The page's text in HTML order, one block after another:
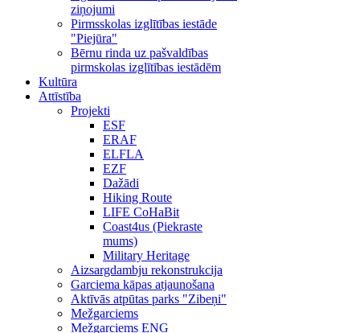
ziņojumi
Pirmsskolas izglītības iestāde
"Piejūra"
Bērnu rinda uz pašvaldības
pirmskolas izglītības iestādēm
Kultūra
Attīstība
Projekti
ESF
ERAF
ELFLA
EZF
Dažādi
Hiking Route
LIFE CoHaBit
Coast4us (Piekraste
mums)
Military Heritage
Aizsargdambju rekonstrukcija
Garciema kāpas atjaunošana
Aktīvās atpūtas parks "Zibeņi"
Mežgarciems
Mežgarciems ENG